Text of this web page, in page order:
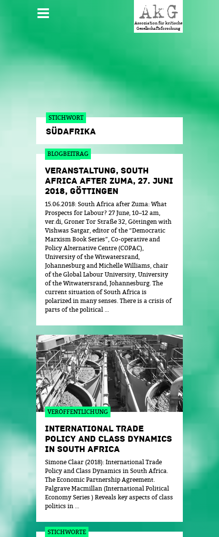
HAUPTMENÜ
Assoziation für kritische
Gesellschaftsforschung
STICHWORT
SÜDAFRIKA
BLOGBEITRAG
VERANSTALTUNG, SOUTH
AFRICA AFTER ZUMA, 27. JUNI
2018, GÖTTINGEN
15.06.2018: South Africa after Zuma: What
Prospects for Labour? 27 June, 10–12 am,
ver.di, Groner Tor Straße 32, Göttingen with
Vishwas Satgar, editor of the “Democratic
Marxism Book Series”, Co-operative and
Policy Alternative Centre (COPAC),
University of the Witwatersrand,
Johannesburg and Michelle Williams, chair
of the Global Labour University, University
of the Witwatersrand, Johannesburg. The
current situation of South Africa is
polarized in many senses. There is a crisis of
parts of the political ...
VERÖFFENTLICHUNG
INTERNATIONAL TRADE
POLICY AND CLASS DYNAMICS
IN SOUTH AFRICA
Simone Claar (2018): International Trade
Policy and Class Dynamics in South Africa.
The Economic Partnership Agreement.
Palgrave Macmillan (International Political
Economy Series ) Reveals key aspects of class
politics in ...
STICHWORTE